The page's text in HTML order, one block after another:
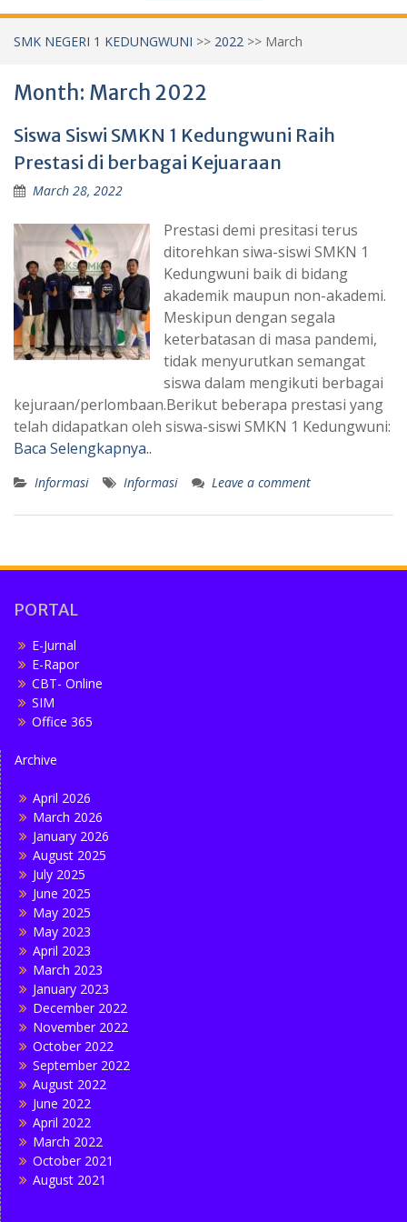
SMK NEGERI 1 KEDUNGWUNI >> 2022 >> March
Month: March 2022
Siswa Siswi SMKN 1 Kedungwuni Raih
Prestasi di berbagai Kejuaraan
March 28, 2022
Prestasi demi presitasi terus
ditorehkan siwa-siswi SMKN 1
Kedungwuni baik di bidang
akademik maupun non-akademi.
Meskipun dengan segala
keterbatasan di masa pandemi,
tidak menyurutkan semangat
siswa dalam mengikuti berbagai
kejuraan/perlombaan.Berikut beberapa prestasi yang
telah didapatkan oleh siswa-siswi SMKN 1 Kedungwuni:
Baca Selengkapnya..
Informasi Informasi Leave a comment
PORTAL
E-Jurnal
E-Rapor
CBT- Online
SIM
Office 365
Archive
April 2026
March 2026
January 2026
August 2025
July 2025
June 2025
May 2025
May 2023
April 2023
March 2023
January 2023
December 2022
November 2022
October 2022
September 2022
August 2022
June 2022
April 2022
March 2022
October 2021
August 2021